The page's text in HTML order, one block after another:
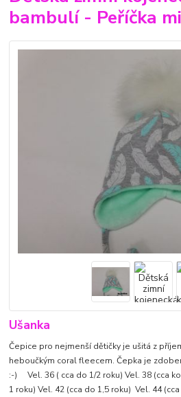
bambulí - Peříčka
Ušanka
Čepice pro nejmenší dětičky je ušitá z
heboučkým coral fleecem. Čepka je
:-) Vel. 36 ( cca do 1/2 roku) Vel. 38 (cca
1 roku) Vel. 42 (cca do 1,5 roku) Vel. 44